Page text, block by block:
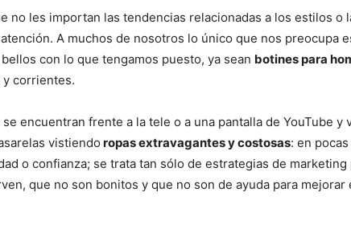
no les importan las tendencias relacionadas a los estilos o
A muchos de nosotros lo único que nos preocupa
con lo que tengamos puesto, ya sean botines para
corrientes.
encuentran frente a la tele o a una pantalla de YouTube y
vistiendo ropas extravagantes y costosas: en
o confianza; se trata tan sólo de estrategias de
que no son bonitos y que no son de ayuda para mejorar